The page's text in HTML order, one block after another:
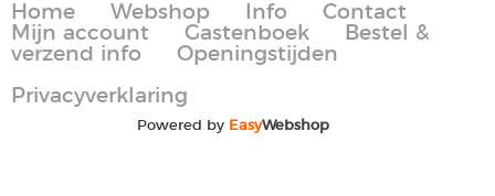
Home Webshop Info
Contact
Mijn account
Gastenboek
Bestel &
verzend info
Openingstijden
Privacyverklaring
Powered by EasyWebshop